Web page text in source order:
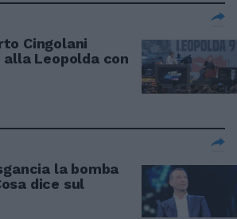
Cingolani
Leopolda con
la bomba
dice sul